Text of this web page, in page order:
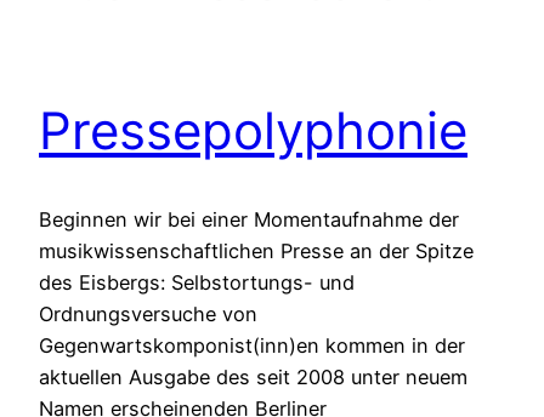
Pressepolyphonie
Beginnen wir bei einer Momentaufnahme der
musikwissenschaftlichen Presse an der Spitze
des Eisbergs: Selbstortungs- und
Ordnungsversuche von
Gegenwartskomponist(inn)en kommen in der
aktuellen Ausgabe des seit 2008 unter neuem
Namen erscheinenden Berliner